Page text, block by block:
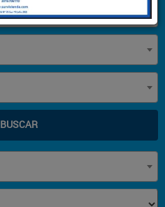
BUSCAR